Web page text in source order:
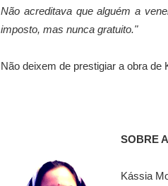
Não acreditava que alguém a
imposto, mas nunca gratuito."
Não deixem de prestigiar a obra de
SOBRE
Kássia